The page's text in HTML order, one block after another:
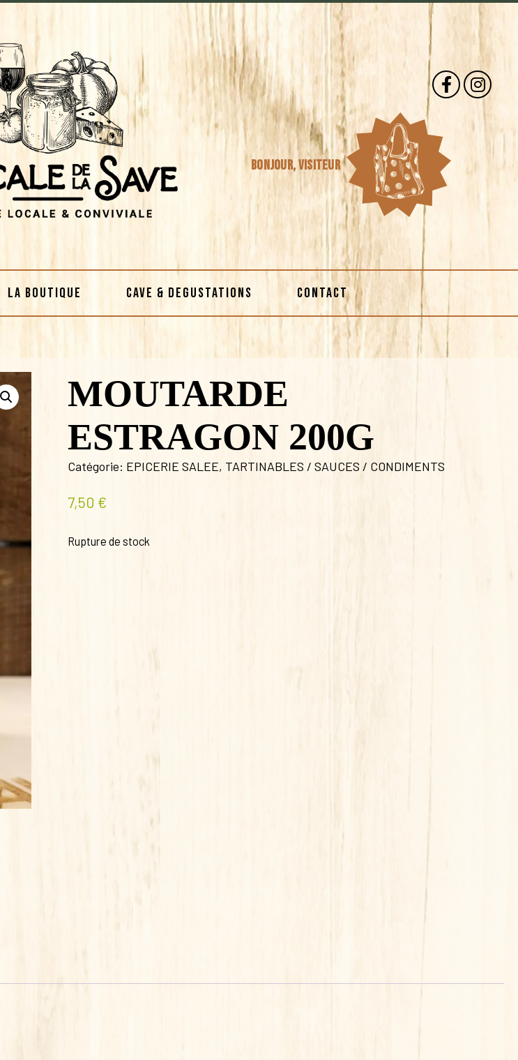
Bonjour,visiteur
LA BOUTIQUE CAVE & DEGUSTATIONS CONTACT
MOUTARDE
ESTRAGON 200G
Catégorie: EPICERIE SALEE, TARTINABLES / SAUCES / CONDIMENTS
7,50 €
Rupture de stock